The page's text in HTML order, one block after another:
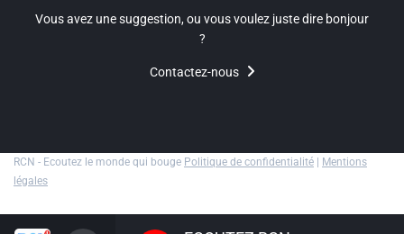
Département des Alpes Maritimes
Vous avez une suggestion, ou vous voulez juste dire bonjour
?
Contactez-nous
RCN - Ecoutez le monde qui bouge Politique de confidentialité | Mentions
légales